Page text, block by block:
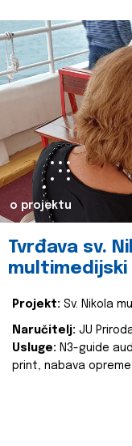
o projektu
Tvrđava sv.
multimedijski
Projekt: Sv. Nikola
Naručitelj: JU
Usluge: N3-guide
print, nabava opreme